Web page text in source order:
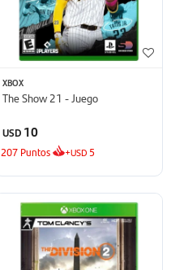
XBOX
The Show 21 - Juego
USD 10
207 Puntos +USD5